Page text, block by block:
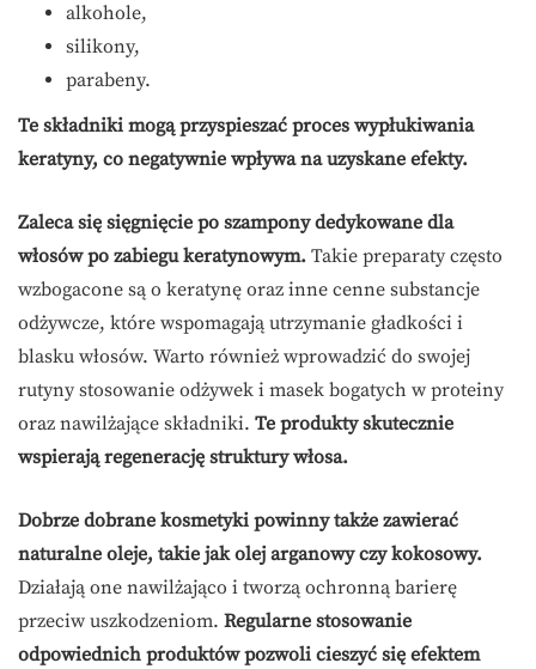
alkohole,
silikony,
parabeny.
Te składniki mogą przyspieszać proces wypłukiwania
keratyny, co negatywnie wpływa na uzyskane efekty.
Zaleca się sięgnięcie po szampony dedykowane dla
włosów po zabiegu keratynowym. Takie preparaty często
wzbogacone są o keratynę oraz inne cenne substancje
odżywcze, które wspomagają utrzymanie gładkości i
blasku włosów. Warto również wprowadzić do swojej
rutyny stosowanie odżywek i masek bogatych w proteiny
oraz nawilżające składniki. Te produkty skutecznie
wspierają regenerację struktury włosa.
Dobrze dobrane kosmetyki powinny także zawierać
naturalne oleje, takie jak olej arganowy czy kokosowy.
Działają one nawilżająco i tworzą ochronną barierę
przeciw uszkodzeniom. Regularne stosowanie
odpowiednich produktów pozwoli cieszyć się efektem